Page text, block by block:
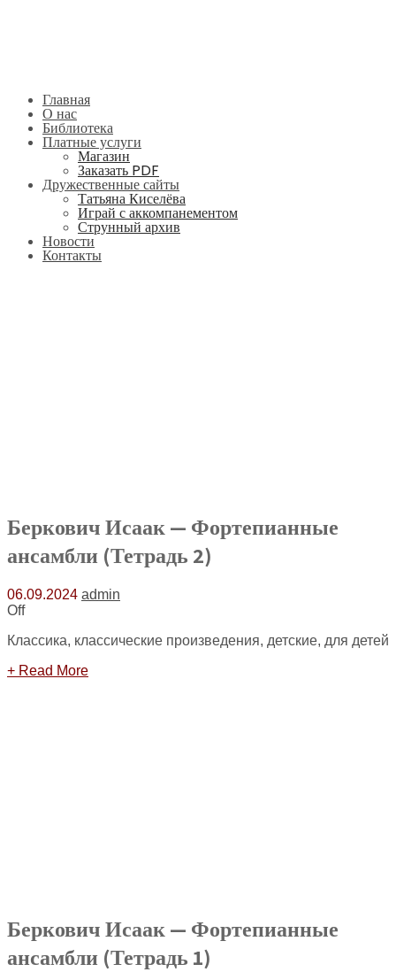
Главная
О нас
Библиотека
Платные услуги
Магазин
Заказать PDF
Дружественные сайты
Татьяна Киселёва
Играй с аккомпанементом
Струнный архив
Новости
Контакты
Беркович Исаак — Фортепианные
ансамбли (Тетрадь 2)
06.09.2024 admin
Off
Классика, классические произведения, детские, для детей
+ Read More
Беркович Исаак — Фортепианные
ансамбли (Тетрадь 1)